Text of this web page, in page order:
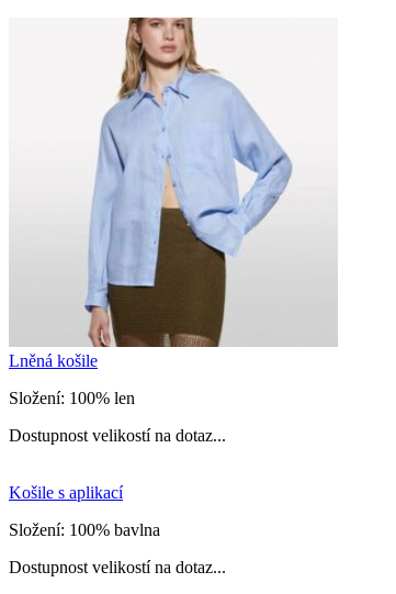
Lněná košile
Složení: 100% len
Dostupnost velikostí na dotaz...
Košile s aplikací
Složení: 100% bavlna
Dostupnost velikostí na dotaz...